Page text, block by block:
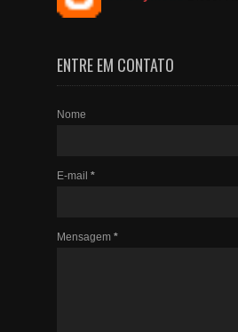
ENTRE EM CONTATO
Nome
E-mail *
Mensagem *